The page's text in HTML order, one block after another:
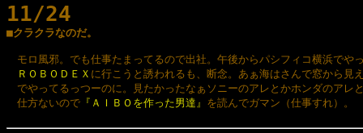
11/24
■クラクラなのだ。
モロ風邪。でも仕事たまってるので出社。午後からパシフィコ横浜でや
ＲＯＢＯＤＥＸ に行こうと誘われるも、断念。あぁ海はさんで窓から見
でやってるっつーのに。見たかったなぁソニーのアレとかホンダのアレ
仕方ないので 『ＡＩＢＯを作った男達』 を読んでガマン（仕事すれ）。